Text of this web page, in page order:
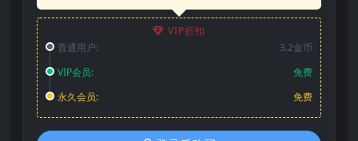
VIP折扣
普通用户:
3.2金币
VIP会员:
免费
永久会员:
免费